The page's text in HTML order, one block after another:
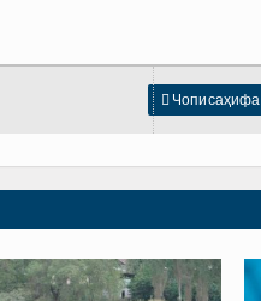
 Чопи саҳифа